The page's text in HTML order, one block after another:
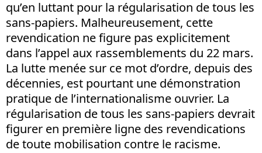
qu’en luttant pour la régularisation de tous les
sans-papiers. Malheureusement, cette
revendication ne figure pas explicitement
dans l’appel aux rassemblements du 22 mars.
La lutte menée sur ce mot d’ordre, depuis des
décennies, est pourtant une démonstration
pratique de l’internationalisme ouvrier. La
régularisation de tous les sans-papiers devrait
figurer en première ligne des revendications
de toute mobilisation contre le racisme.